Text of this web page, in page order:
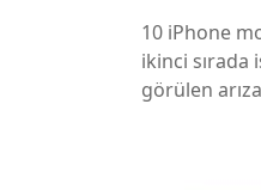
10 iPhone
ikinci sırada
görülen